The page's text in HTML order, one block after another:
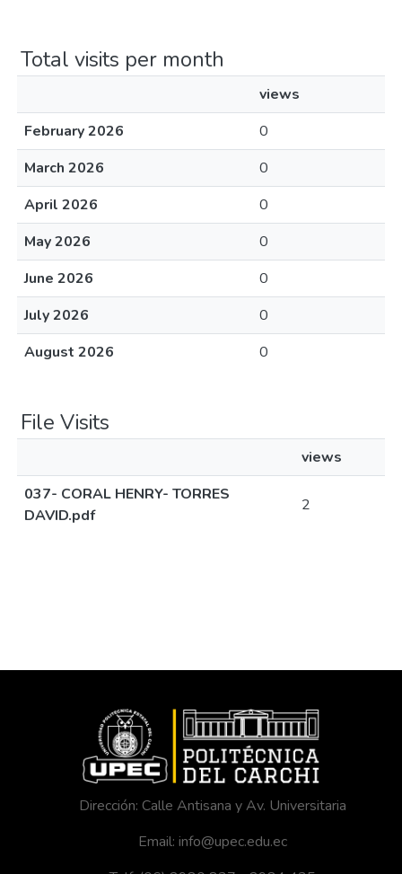
Total visits per month
views
February 2026
0
March 2026
0
April 2026
0
May 2026
0
June 2026
0
July 2026
0
August 2026
0
File Visits
views
037- CORAL HENRY- TORRES
DAVID.pdf
2
Dirección: Calle Antisana y Av. Universitaria
Email: info@upec.edu.ec